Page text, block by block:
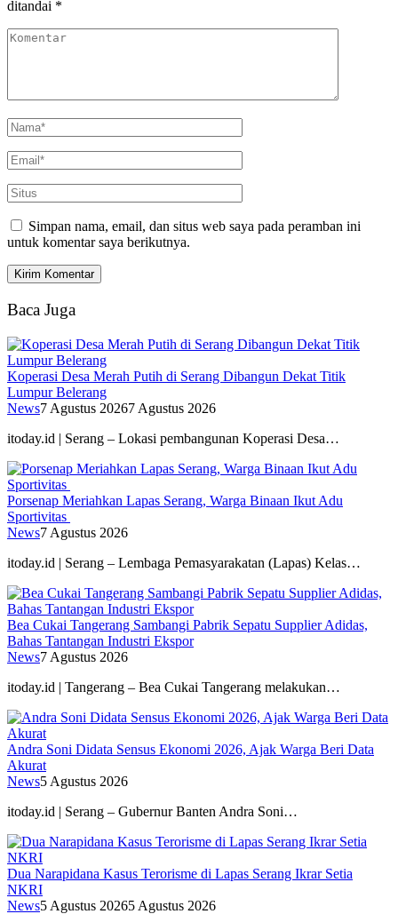
ditandai *
Simpan nama, email, dan situs web saya pada peramban ini
untuk komentar saya berikutnya.
Baca Juga
Koperasi Desa Merah Putih di Serang Dibangun Dekat Titik
Lumpur Belerang
News7 Agustus 20267 Agustus 2026
itoday.id | Serang – Lokasi pembangunan Koperasi Desa…
Porsenap Meriahkan Lapas Serang, Warga Binaan Ikut Adu
Sportivitas
News7 Agustus 2026
itoday.id | Serang – Lembaga Pemasyarakatan (Lapas) Kelas…
Bea Cukai Tangerang Sambangi Pabrik Sepatu Supplier Adidas,
Bahas Tantangan Industri Ekspor
News7 Agustus 2026
itoday.id | Tangerang – Bea Cukai Tangerang melakukan…
Andra Soni Didata Sensus Ekonomi 2026, Ajak Warga Beri Data
Akurat
News5 Agustus 2026
itoday.id | Serang – Gubernur Banten Andra Soni…
Dua Narapidana Kasus Terorisme di Lapas Serang Ikrar Setia
NKRI
News5 Agustus 20265 Agustus 2026